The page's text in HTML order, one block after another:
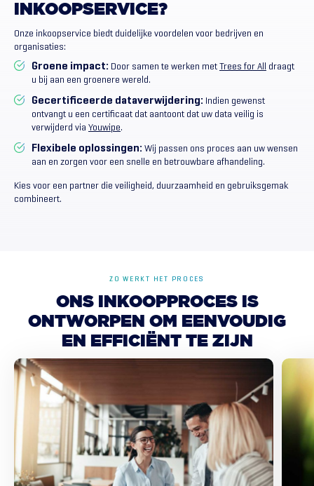
INKOOPSERVICE?
Onze inkoopservice biedt duidelijke voordelen voor bedrijven en
organisaties:
Groene impact: Door samen te werken metTrees for All draagt
u bij aan een groenere wereld.
Gecertificeerde dataverwijdering: Indien gewenst
ontvangt u een certificaat dat aantoont dat uw data veilig is
verwijderd via Youwipe.
Flexibele oplossingen: Wij passen ons proces aan uw wensen
aan en zorgen voor een snelle en betrouwbare afhandeling.
Kies voor een partner die veiligheid, duurzaamheid en gebruiksgemak
combineert.
ZO WERKT HET PROCES
ONS INKOOPPROCES IS
ONTWORPEN OM
EENVOUDIG
EN
EFFICIËNT TE ZIJN